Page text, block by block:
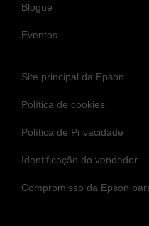
Blogue
Eventos
Site principal da Epson
Política de cookies
Política de Privacidade
Identificação do vendedor
Compromisso da Epson